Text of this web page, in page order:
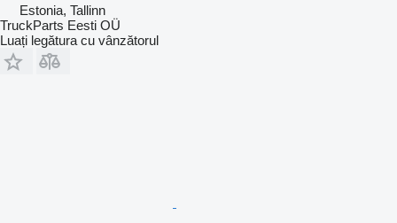
Estonia, Tallinn
TruckParts Eesti OÜ
Luați legătura cu vânzătorul